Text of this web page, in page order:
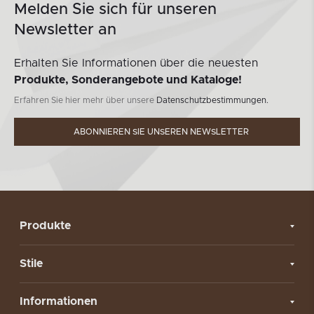
Melden Sie sich für unseren
Newsletter an
Erhalten Sie Informationen über die neuesten
Produkte, Sonderangebote und Kataloge!
Erfahren Sie hier mehr über unsere Datenschutzbestimmungen.
ABONNIEREN SIE UNSEREN NEWSLETTER
Produkte
Stile
Informationen